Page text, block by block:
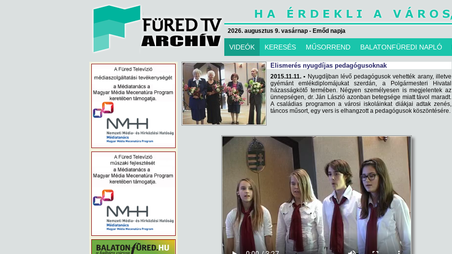
2026. augusztus 9. vasárnap - Emőd napja
VIDEÓK KERESÉS MŰSORREND BALATONFÜREDI NAPLÓ
Elismerés nyugdíjas pedagógusoknak
2015.11.11. • Nyugdíjban lévő pedagógusok vehették arany, illetve
gyémánt emlékdiplomájukat szerdán, a Polgármesteri Hivatal
házasságkötő termében. Négyen személyesen is megjelentek az
ünnepségen, dr. Ján László azonban betegsége miatt távol maradt.
A családias programon a városi iskoláinkat diákjai adtak zenés,
táncos műsort, egy vers is elhangzott a pedagógusok köszöntésére.